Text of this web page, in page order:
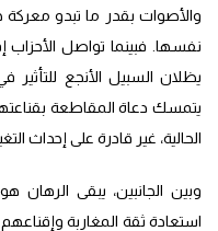
والأصوات بقدر ما تبدو معركة
نفسها. فبينما تواصل الأحزاب
يظلان السبيل الأنجع للتأثير
يتمسك دعاة المقاطعة
الحالية، غير قادرة على إحداث
وبين الجانبين، يبقى
استعادة ثقة المغاربة